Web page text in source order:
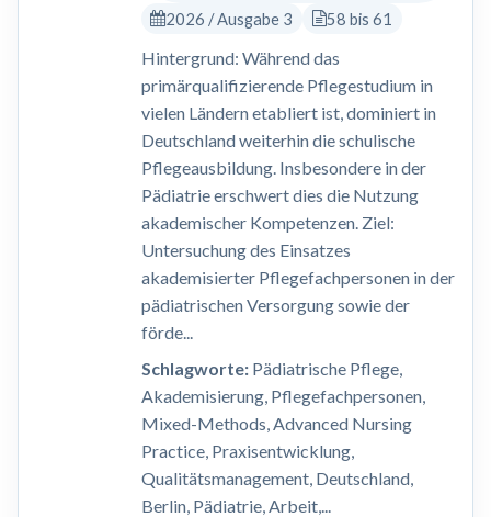
2026 / Ausgabe 3
58 bis 61
Hintergrund: Während das
primärqualifizierende Pflegestudium in
vielen Ländern etabliert ist, dominiert in
Deutschland weiterhin die schulische
Pflegeausbildung. Insbesondere in der
Pädiatrie erschwert dies die Nutzung
akademischer Kompetenzen. Ziel:
Untersuchung des Einsatzes
akademisierter Pflegefachpersonen in der
pädiatrischen Versorgung sowie der
förde...
Schlagworte:Pädiatrische Pflege,
Akademisierung, Pflegefachpersonen,
Mixed-Methods, Advanced Nursing
Practice, Praxisentwicklung,
Qualitätsmanagement, Deutschland,
Berlin, Pädiatrie, Arbeit,...